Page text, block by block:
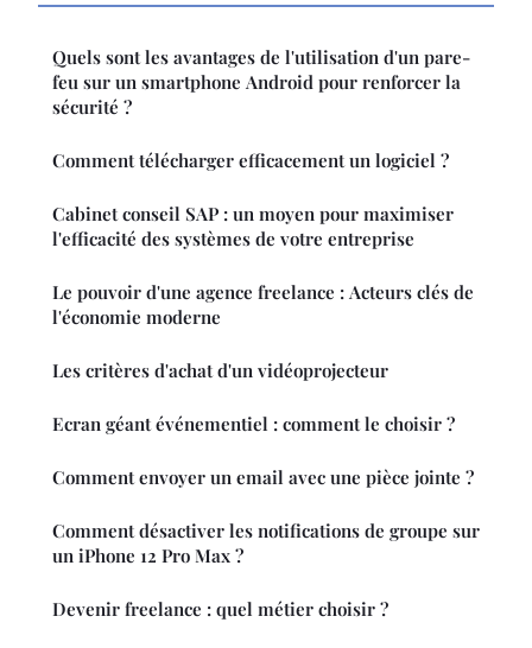
Quels sont les avantages de l'utilisation d'un pare-
feu sur un smartphone Android pour renforcer la
sécurité ?
Comment télécharger efficacement un logiciel ?
Cabinet conseil SAP : un moyen pour maximiser
l'efficacité des systèmes de votre entreprise
Le pouvoir d'une agence freelance : Acteurs clés de
l'économie moderne
Les critères d'achat d'un vidéoprojecteur
Ecran géant événementiel : comment le choisir ?
Comment envoyer un email avec une pièce jointe ?
Comment désactiver les notifications de groupe sur
un iPhone 12 Pro Max ?
Devenir freelance : quel métier choisir ?